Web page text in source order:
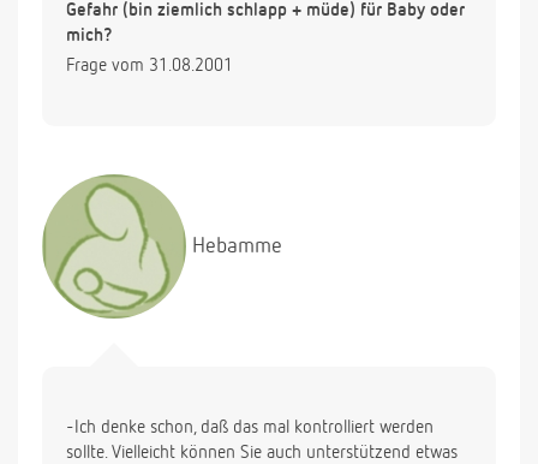
Gefahr (bin ziemlich schlapp + müde) für Baby oder
mich?
Frage vom 31.08.2001
Hebamme
-Ich denke schon, daß das mal kontrolliert werden
sollte. Vielleicht können Sie auch unterstützend etwas